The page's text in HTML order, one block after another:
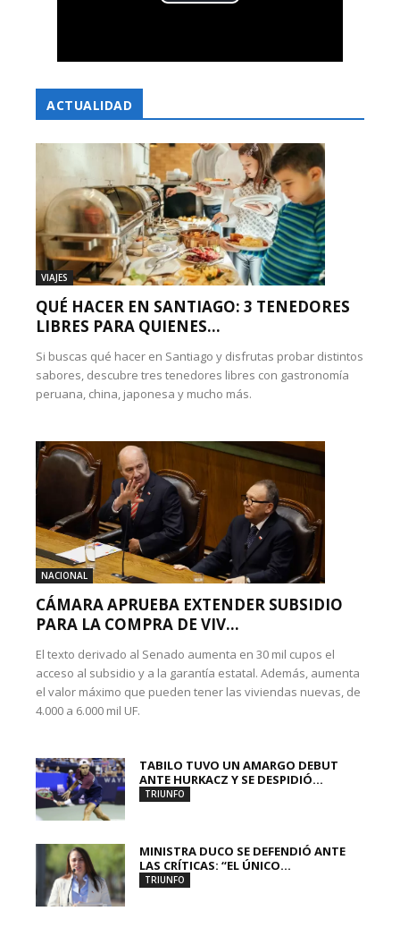
ACTUALIDAD
VIAJES
QUÉ HACER EN SANTIAGO: 3 TENEDORES
LIBRES PARA QUIENES...
Si buscas qué hacer en Santiago y disfrutas probar distintos
sabores, descubre tres tenedores libres con gastronomía
peruana, china, japonesa y mucho más.
NACIONAL
CÁMARA APRUEBA EXTENDER SUBSIDIO
PARA LA COMPRA DE VIV...
El texto derivado al Senado aumenta en 30 mil cupos el
acceso al subsidio y a la garantía estatal. Además, aumenta
el valor máximo que pueden tener las viviendas nuevas, de
4.000 a 6.000 mil UF.
TABILO TUVO UN AMARGO DEBUT
ANTE HURKACZ Y SE DESPIDIÓ...
TRIUNFO
MINISTRA DUCO SE DEFENDIÓ ANTE
LAS CRÍTICAS: “EL ÚNICO...
TRIUNFO